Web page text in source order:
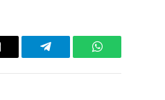
Telegram WhatsApp